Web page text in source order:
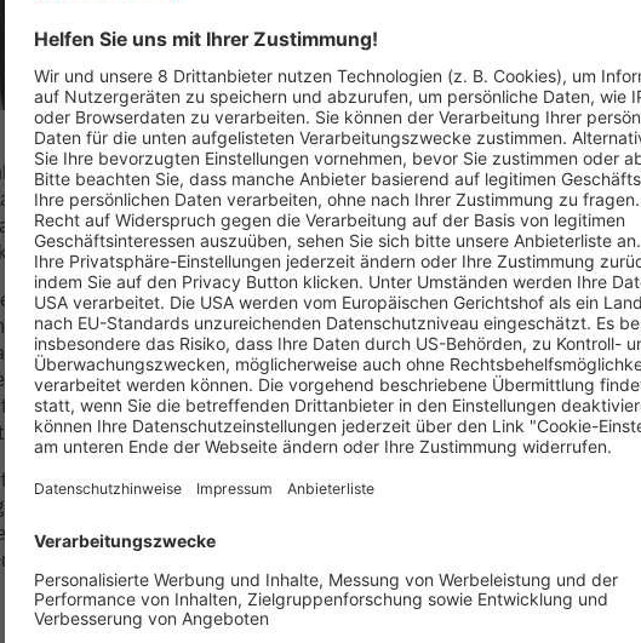
mal mit dem Orden des British Empire auszeichnen würde, damit
selbst. In den frühen 1980er-Jahren wächst John (Scott Ellis
beginnt er unter heftigen nervösen Tics zu leiden. Aufgrund dieser
wird sein Leben zu einem endlosen Spießrutenlauf.
seiner Mutter (Shirley Henderson). Die Nebenwirkungen der starken
als die zufällige Begegnung mit seinem Schulfreund Murray
Peake) endlich eine Wendung bringt. Dottie ist Krankenschwester
und findet sogar einen Job für ihn als Assistent des
Vorstellungsgespräch, bei dem Tommy wie kein anderer auf Johns
ein selbstbestimmtes Leben zu führen und erkennt, wie wertvoll seine
des echten John Davidson, erzählt der Film mit einfühlsamem
trotz Ausgrenzung und mangelndem Verständnis seinen Weg
Tourette-Aufklärung wird.